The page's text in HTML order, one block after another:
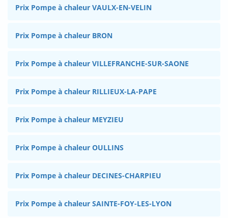
Prix Pompe à chaleur VAULX-EN-VELIN
Prix Pompe à chaleur BRON
Prix Pompe à chaleur VILLEFRANCHE-SUR-SAONE
Prix Pompe à chaleur RILLIEUX-LA-PAPE
Prix Pompe à chaleur MEYZIEU
Prix Pompe à chaleur OULLINS
Prix Pompe à chaleur DECINES-CHARPIEU
Prix Pompe à chaleur SAINTE-FOY-LES-LYON